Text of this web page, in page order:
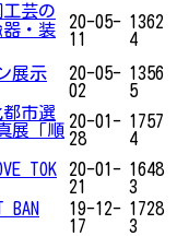
芸の
・装
20-05-
11
1362
4
展示
20-05-
02
1356
5
市選
展「順 20-01-
28
1757
4
TOK
20-01-
21
1648
3
19-12-
17
1728
3